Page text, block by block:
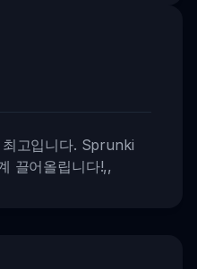
고입니다. Sprunki
끌어올립니다!,,